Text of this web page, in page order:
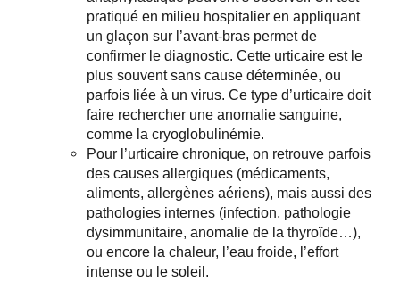
pratiqué en milieu hospitalier en appliquant
un glaçon sur l’avant-bras permet de
confirmer le diagnostic. Cette urticaire est le
plus souvent sans cause déterminée, ou
parfois liée à un virus. Ce type d’urticaire doit
faire rechercher une anomalie sanguine,
comme la cryoglobulinémie.
Pour l’urticaire chronique, on retrouve parfois
des causes allergiques (médicaments,
aliments, allergènes aériens), mais aussi des
pathologies internes (infection, pathologie
dysimmunitaire, anomalie de la thyroïde…),
ou encore la chaleur, l’eau froide, l’effort
intense ou le soleil.